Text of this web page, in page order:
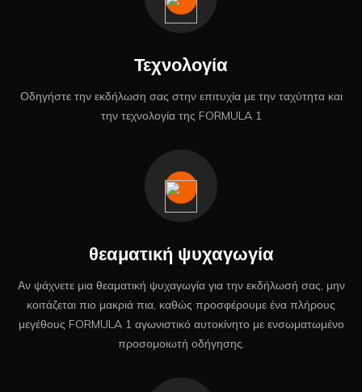
Τεχνολογία
Οδηγήστε την εκδήλωση σας στην επιτυχία με την ταχύτητα και
την τεχνολογία της FORMULA 1
θεαματική ψυχαγωγία
Αν ψάχνετε μια θεαματική ψυχαγωγία για την εκδήλωσή σας, μην
κοιτάζεται πιο μακριά πια, καθώς προσφέρουμε ένα πλήρους
μεγέθους FORMULA 1 αγωνιστικό αυτοκίνητο με ενσωματωμένο
προσομοιωτή οδήγησης.